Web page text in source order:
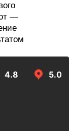
—
4.8 5.0